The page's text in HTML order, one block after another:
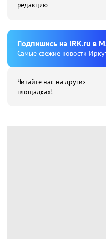
редакцию
Подпишиcь на IRK.ru в
Cамые свежие новости
Читайте нас на других
площадках!